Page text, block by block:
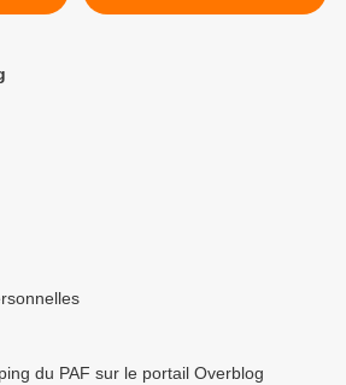
Wild
ce soir sur France 2 >
du PAF sur le portail Overblog